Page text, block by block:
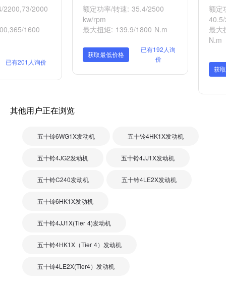
2200,73/2000
1600
已有201人询价
额定功率/转速: 35.4/2500
kw/rpm
最大扭矩: 139.9/1800 N.m
获取最低价格
已有192人询
价
额定
最大
N.m
获
其他用户正在浏览
五十铃6WG1X发动机 五十铃4HK1X发动机
五十铃4JG2发动机 五十铃4JJ1X发动机
五十铃C240发动机 五十铃4LE2X发动机
五十铃6HK1X发动机
五十铃4JJ1X(Tier 4)发动机
五十铃4HK1X（Tier 4）发动机
五十铃4LE2X(Tier4）发动机